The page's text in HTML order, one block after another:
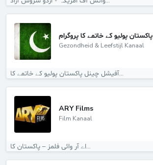
پاکستان پولیو کے خاتمے کا پروگرام
Gezondheid & Leefstijl Kanaal
آفیشل چینل پاکستان پولیو کے خاتمے کا...
ARY Films
Film Kanaal
اے آر وائی فلمز – پاکستان کا...